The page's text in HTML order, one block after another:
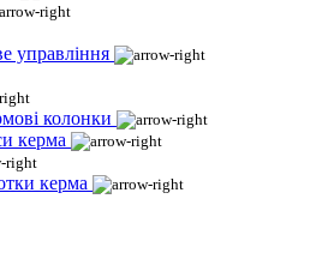
управління
колонки
керма
керма